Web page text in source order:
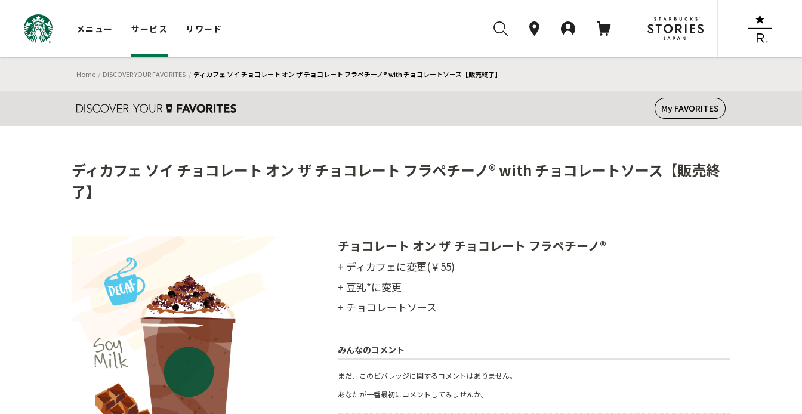
メニュー サービス リワード
Home DISCOVER YOUR FAVORITES ディカフェ ソイ チョコレート オン ザ チョコレート フラペチーノ® with チョコレートソース【販売終了】
My FAVORITES
ディカフェ ソイ チョコレート オン ザ チョコレート フラペチーノ® with チョコレートソース【販売終
了】
チョコレート オン ザ チョコレート フラペチーノ®
+ ディカフェに変更(￥55)
+ 豆乳*に変更
+ チョコレートソース
みんなのコメント
まだ、このビバレッジに関するコメントはありません。
あなたが一番最初にコメントしてみませんか。